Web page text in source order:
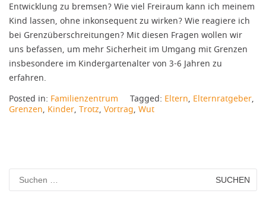
Entwicklung zu bremsen? Wie viel Freiraum kann ich meinem
Kind lassen, ohne inkonsequent zu wirken? Wie reagiere ich
bei Grenzüberschreitungen? Mit diesen Fragen wollen wir
uns befassen, um mehr Sicherheit im Umgang mit Grenzen
insbesondere im Kindergartenalter von 3-6 Jahren zu
erfahren.
Posted in: Familienzentrum Tagged: Eltern, Elternratgeber,
Grenzen, Kinder, Trotz, Vortrag, Wut
Suchen
nach: